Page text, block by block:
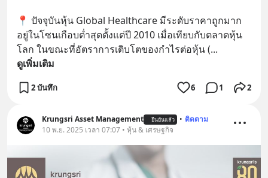
📍 ปัจจุบันหุ้น Global Healthcare มีระดับราคาถูกมาก
อยู่ในโซนเกือบต่ำสุดตั้งแต่ปี 2010 เมื่อเทียบกับตลาดหุ้น
โลก ในขณะที่อัตราการเติบโตของกำไรต่อหุ้น (...
ดูเพิ่มเติม
2 บันทึก 6 1 2
Krungsri Asset Management ยืนยันแล้ว • ติดตาม
10 พ.ย. 2025 เวลา 07:07 • หุ้น & เศรษฐกิจ